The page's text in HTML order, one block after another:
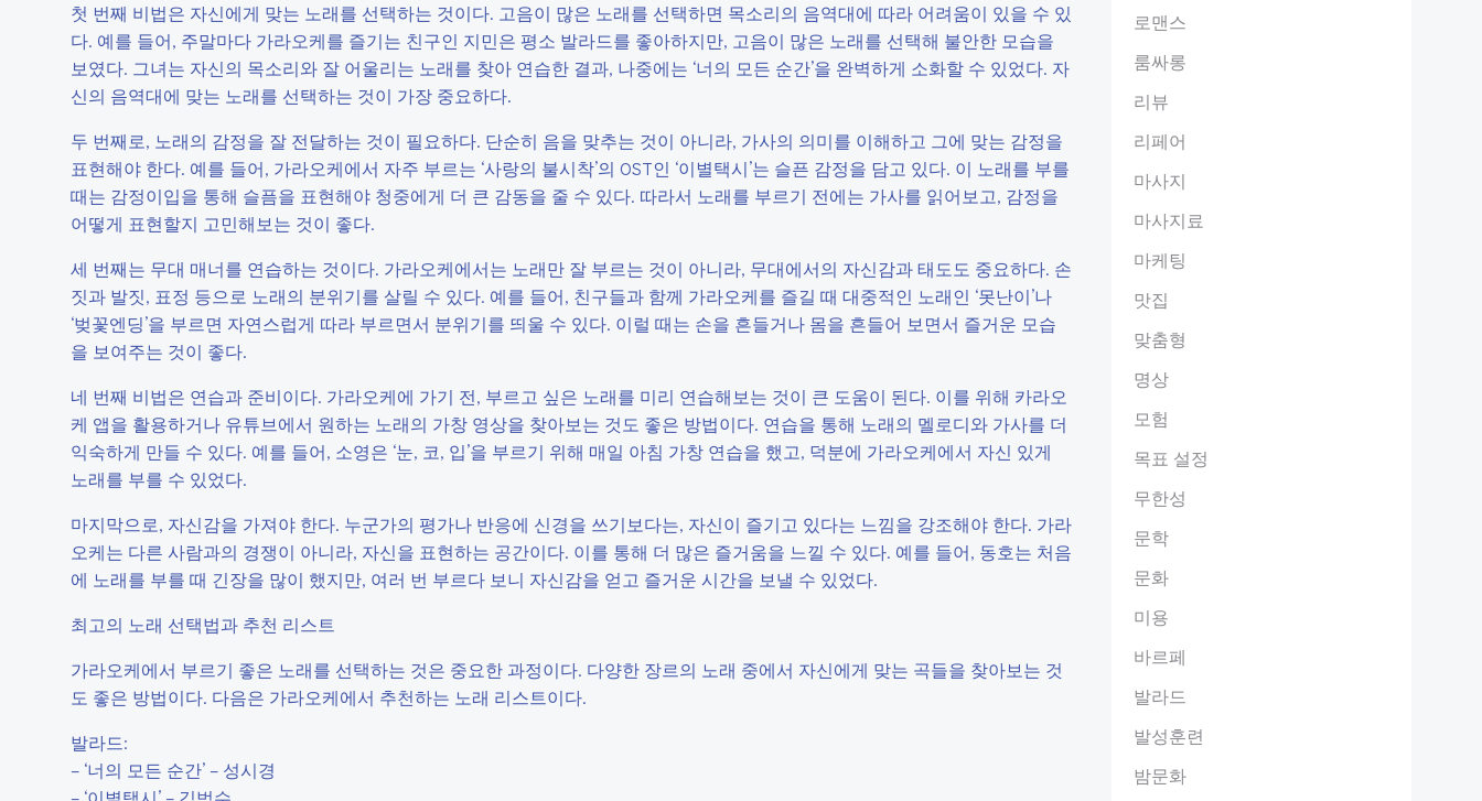
첫 번째 비법은 자신에게 맞는 노래를 선택하는 것이다. 고음이 많은 노래를 선택하면 목소리의 음역대에 따라 어려움이 있을 수 있
다. 예를 들어, 주말마다 가라오케를 즐기는 친구인 지민은 평소 발라드를 좋아하지만, 고음이 많은 노래를 선택해 불안한 모습을
보였다. 그녀는 자신의 목소리와 잘 어울리는 노래를 찾아 연습한 결과, 나중에는 ‘너의 모든 순간’을 완벽하게 소화할 수 있었다. 자
신의 음역대에 맞는 노래를 선택하는 것이 가장 중요하다.
두 번째로, 노래의 감정을 잘 전달하는 것이 필요하다. 단순히 음을 맞추는 것이 아니라, 가사의 의미를 이해하고 그에 맞는 감정을
표현해야 한다. 예를 들어, 가라오케에서 자주 부르는 ‘사랑의 불시착’의 OST인 ‘이별택시’는 슬픈 감정을 담고 있다. 이 노래를 부를
때는 감정이입을 통해 슬픔을 표현해야 청중에게 더 큰 감동을 줄 수 있다. 따라서 노래를 부르기 전에는 가사를 읽어보고, 감정을
어떻게 표현할지 고민해보는 것이 좋다.
세 번째는 무대 매너를 연습하는 것이다. 가라오케에서는 노래만 잘 부르는 것이 아니라, 무대에서의 자신감과 태도도 중요하다. 손
짓과 발짓, 표정 등으로 노래의 분위기를 살릴 수 있다. 예를 들어, 친구들과 함께 가라오케를 즐길 때 대중적인 노래인 ‘못난이’나
‘벚꽃엔딩’을 부르면 자연스럽게 따라 부르면서 분위기를 띄울 수 있다. 이럴 때는 손을 흔들거나 몸을 흔들어 보면서 즐거운 모습
을 보여주는 것이 좋다.
네 번째 비법은 연습과 준비이다. 가라오케에 가기 전, 부르고 싶은 노래를 미리 연습해보는 것이 큰 도움이 된다. 이를 위해 카라오
케 앱을 활용하거나 유튜브에서 원하는 노래의 가창 영상을 찾아보는 것도 좋은 방법이다. 연습을 통해 노래의 멜로디와 가사를 더
익숙하게 만들 수 있다. 예를 들어, 소영은 ‘눈, 코, 입’을 부르기 위해 매일 아침 가창 연습을 했고, 덕분에 가라오케에서 자신 있게
노래를 부를 수 있었다.
마지막으로, 자신감을 가져야 한다. 누군가의 평가나 반응에 신경을 쓰기보다는, 자신이 즐기고 있다는 느낌을 강조해야 한다. 가라
오케는 다른 사람과의 경쟁이 아니라, 자신을 표현하는 공간이다. 이를 통해 더 많은 즐거움을 느낄 수 있다. 예를 들어, 동호는 처음
에 노래를 부를 때 긴장을 많이 했지만, 여러 번 부르다 보니 자신감을 얻고 즐거운 시간을 보낼 수 있었다.
최고의 노래 선택법과 추천 리스트
가라오케에서 부르기 좋은 노래를 선택하는 것은 중요한 과정이다. 다양한 장르의 노래 중에서 자신에게 맞는 곡들을 찾아보는 것
도 좋은 방법이다. 다음은 가라오케에서 추천하는 노래 리스트이다.
발라드:
– ‘너의 모든 순간’ – 성시경
로맨스
룸싸롱
리뷰
리페어
마사지
마사지료
마케팅
맛집
맞춤형
명상
모험
목표 설정
무한성
문학
문화
미용
바르페
발라드
발성훈련
밤문화